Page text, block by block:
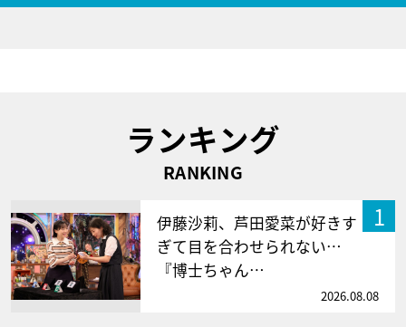
ランキング
RANKING
1
伊藤沙莉、芦田愛菜が好きす
ぎて目を合わせられない…
『博士ちゃん…
2026.08.08